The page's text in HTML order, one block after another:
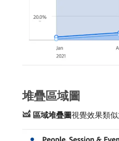
堆疊區域圖
區域堆疊圖視覺效果類